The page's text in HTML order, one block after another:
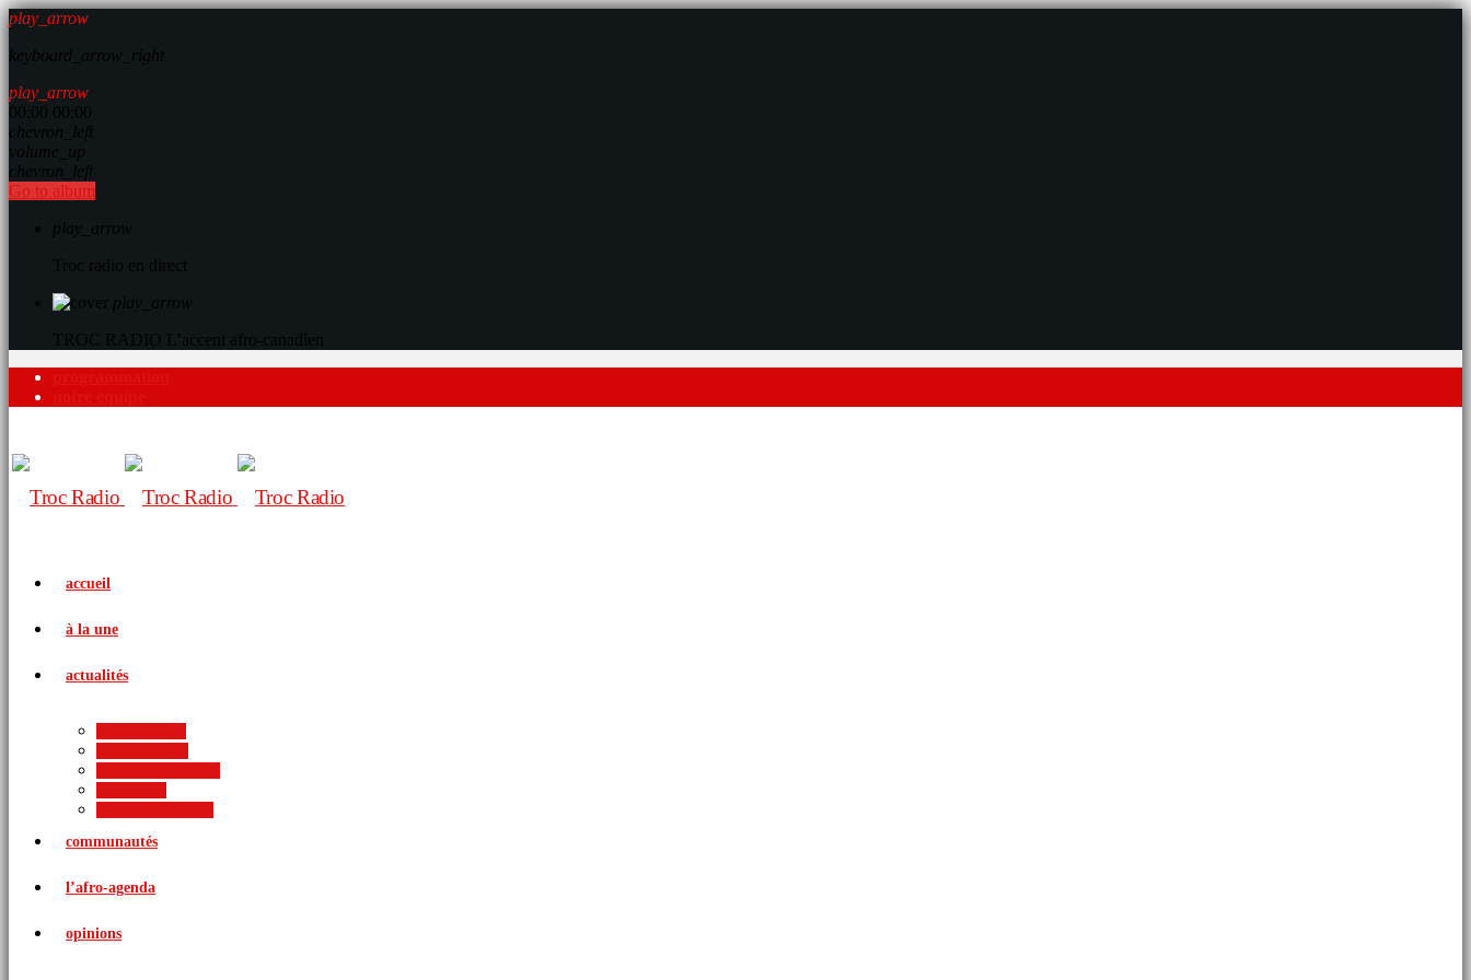
play_arrow
play_arrow
Go to album
accueil
à la une
actualités
communautés
l’afro-agenda
opinions